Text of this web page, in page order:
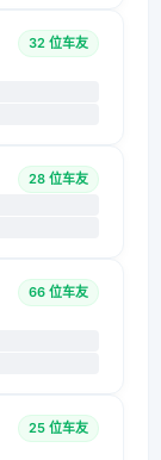
32 位车友
28 位车友
66 位车友
25 位车友